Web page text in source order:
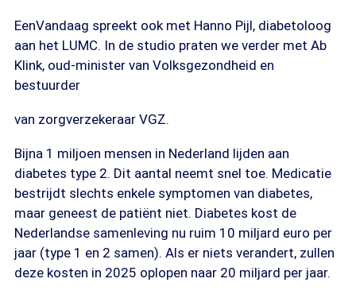
EenVandaag spreekt ook met Hanno Pijl, diabetoloog
aan het LUMC. In de studio praten we verder met Ab
Klink, oud-minister van Volksgezondheid en
bestuurder
van zorgverzekeraar VGZ.
Bijna 1 miljoen mensen in Nederland lijden aan
diabetes type 2. Dit aantal neemt snel toe. Medicatie
bestrijdt slechts enkele symptomen van diabetes,
maar geneest de patiënt niet. Diabetes kost de
Nederlandse samenleving nu ruim 10 miljard euro per
jaar (type 1 en 2 samen). Als er niets verandert, zullen
deze kosten in 2025 oplopen naar 20 miljard per jaar.